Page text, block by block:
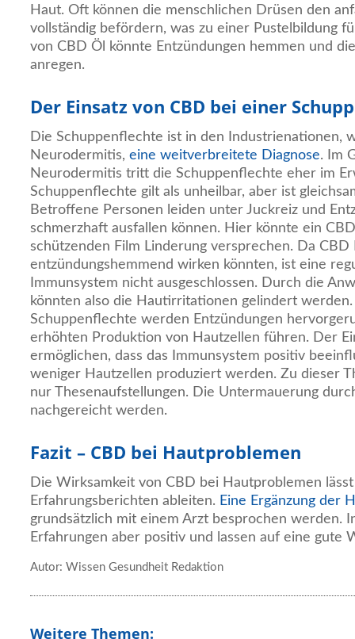
Haut. Oft können die menschlichen Drüsen den
vollständig befördern, was zu einer Pustelbildung
von CBD Öl könnte Entzündungen hemmen und
anregen.
Der Einsatz von CBD bei einer
Die Schuppenflechte ist in den Industrienationen,
Neurodermitis, eine weitverbreitete Diagnose. Im
Neurodermitis tritt die Schuppenflechte eher im
Schuppenflechte gilt als unheilbar, aber ist
Betroffene Personen leiden unter Juckreiz und
schmerzhaft ausfallen können. Hier könnte ein
schützenden Film Linderung versprechen. Da CBD
entzündungshemmend wirken könnten, ist eine
Immunsystem nicht ausgeschlossen. Durch die
könnten also die Hautirritationen gelindert
Schuppenflechte werden Entzündungen
erhöhten Produktion von Hautzellen führen. Der
ermöglichen, dass das Immunsystem positiv
weniger Hautzellen produziert werden. Zu dieser
nur Thesenaufstellungen. Die Untermauerung
nachgereicht werden.
Fazit – CBD bei Hautproblemen
Die Wirksamkeit von CBD bei Hautproblemen
Erfahrungsberichten ableiten. Eine Ergänzung der
grundsätzlich mit einem Arzt besprochen werden.
Erfahrungen aber positiv und lassen auf eine gute
Autor: Wissen Gesundheit Redaktion
Weitere Themen: